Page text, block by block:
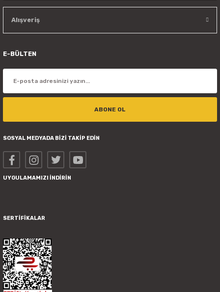
Alışveriş
E-BÜLTEN
ABONE OL
SOSYAL MEDYADA BİZİ TAKİP EDİN
UYGULAMAMIZI İNDİRİN
SERTİFİKALAR